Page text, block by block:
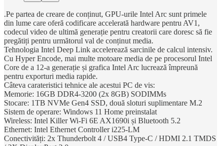
.Pe partea de creare de conținut, GPU-urile Intel Arc sunt primele
din lume care oferă codificare accelerată hardware pentru AV1,
codecul video de ultimă generație pentru creatorii care doresc să fie
pregătiți pentru următorul val de conținut media.
Tehnologia Intel Deep Link accelerează sarcinile de calcul intensiv.
Cu Hyper Encode, mai multe motoare media de pe procesorul Intel
Core de a 12-a generație și grafica Intel Arc lucrează împreună
pentru exporturi media rapide.
Câteva carateristici tehnice ale acestui PC de vis:
Memorie: 16GB DDR4-3200 (2x 8GB) SODIMMs
Stocare: 1TB NVMe Gen4 SSD, două sloturi suplimentare M.2
Sistem de operare: Windows 11 Home preinstalat
Wireless: Intel Killer Wi-Fi 6E AX1690i și Bluetooth 5.2
Ethernet: Intel Ethernet Controller i225-LM
Conectivități: 2x Thunderbolt 4 / USB4 Type-C / HDMI 2.1 TMDS